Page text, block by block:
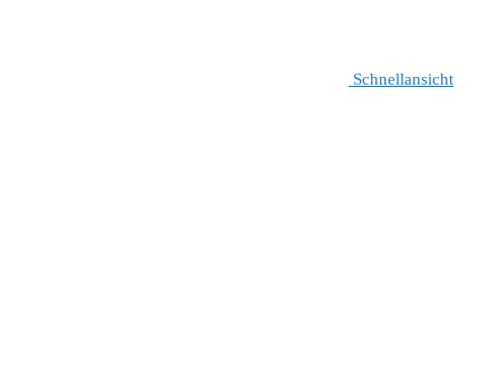
Schnellansicht